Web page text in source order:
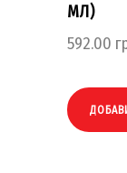
МЛ)
592.00